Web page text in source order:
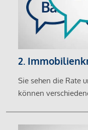
2.
Sie sehen die Rate
können